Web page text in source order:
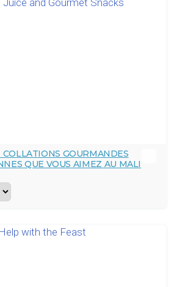
GOURMANDES
QUE VOUS AIMEZ AU MALI